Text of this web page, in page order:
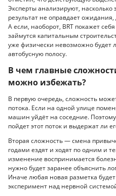
Эксперты анализируют, насколько
результат не оправдает
А если, наоборот, BRT покажет
займутся капитальным
уже физически невозможно будет
автобусную полосу.
В чем главные
можно избежать?
В первую очередь, сложность
потока. Если на одной улице
машин уйдёт на соседние.
пойдет этот поток и выдержат ли
Вторая сложность — смена
годами ездят и ходят по одним и
изменение воспринимается
нужно будет заранее объяснить
Иначе любая новая разметка
эксперимент над нервной